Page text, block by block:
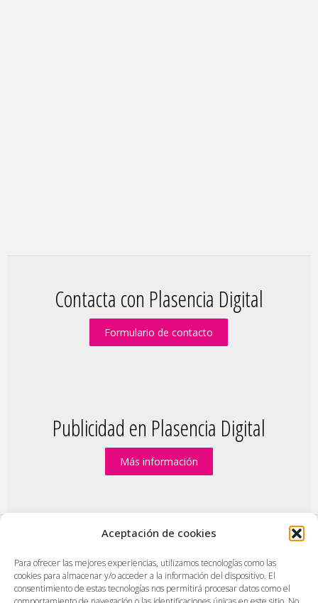
Aceptación de cookies
Para ofrecer las mejores experiencias, utilizamos tecnologías como las
cookies para almacenar y/o acceder a la información del dispositivo. El
consentimiento de estas tecnologías nos permitirá procesar datos como el
Contacta con Plasencia Digital
Formulario de contacto
Publicidad en Plasencia Digital
Más información
PlasenciaDigital.com | Formulario de contacto
Publicidad en Plasencia Digital
|
Política de cookies (UE)
| Protección de datos |